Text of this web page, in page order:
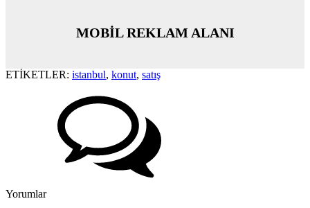
MOBİL REKLAM ALANI
ETİKETLER: istanbul, konut, satış
Yorumlar